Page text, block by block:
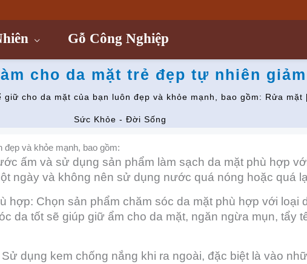
Gỗ Công Nghiệp
cho da mặt trẻ đẹp tự nhiên
giữ cho da mặt của bạn luôn đẹp và khỏe mạnh, bao gồm: Rửa
Sức Khỏe - Đời Sống
và khỏe mạnh, bao gồm:
ấm và sử dụng sản phẩm làm sạch da mặt phù hợp
ngày và không nên sử dụng nước quá nóng hoặc quá
hợp: Chọn sản phẩm chăm sóc da mặt phù hợp với loại
da tốt sẽ giúp giữ ẩm cho da mặt, ngăn ngừa mụn, tẩy
dụng kem chống nắng khi ra ngoài, đặc biệt là vào